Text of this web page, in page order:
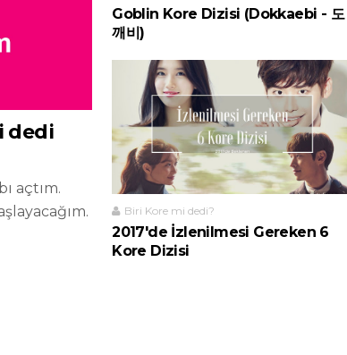
dedi
açtım.
Goblin Kore Dizisi (Dokkaebi - 도
깨비)
Biri Kore mi dedi?
2017'de İzlenilmesi Gereken 6
Kore Dizisi